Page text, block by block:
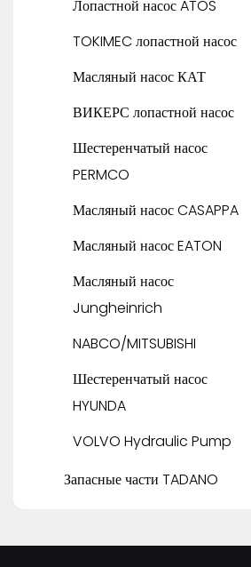
Героторный двигатель
Данфосс
БЕЛЫЙ Героторный
Лопастной насос ATOS
TOKIMEC лопастной насос
Масляный насос КАТ
ВИКЕРС лопастной насос
Шестеренчатый насос
PERMCO
Масляный насос CASAPPA
Масляный насос EATON
Масляный насос
Jungheinrich
NABCO/MITSUBISHI
Шестеренчатый насос
HYUNDA
VOLVO Hydraulic Pump
Запасные части TADANO